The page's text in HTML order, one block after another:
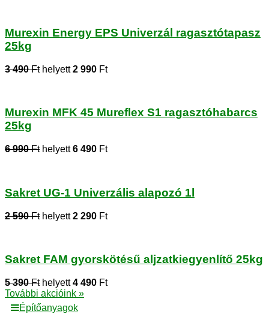
Murexin Energy EPS Univerzál ragasztótapasz
25kg
3 490 Fthelyett2 990 Ft
Murexin MFK 45 Mureflex S1 ragasztóhabarcs
25kg
6 990 Fthelyett6 490 Ft
Sakret UG-1 Univerzális alapozó 1l
2 590 Fthelyett2 290 Ft
Sakret FAM gyorskötésű aljzatkiegyenlítő 25kg
5 390 Fthelyett4 490 Ft
További akcióink »
Építőanyagok